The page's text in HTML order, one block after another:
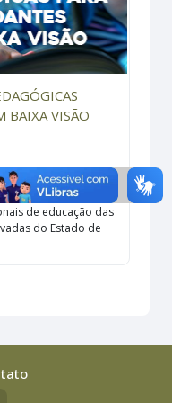
BAIXA VISÃO
2024 a 13/10/2024
de educação das
do Estado de